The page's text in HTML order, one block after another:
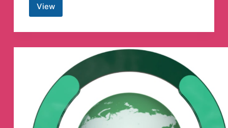
ViewАндрей
(ЖЖ)
канал